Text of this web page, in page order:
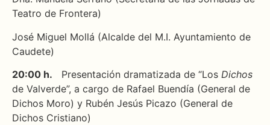
Teatro de Frontera)
José Miguel Mollá (Alcalde del M.I. Ayuntamiento de
Caudete)
20:00 h. Presentación dramatizada de “Los Dichos
de Valverde”, a cargo de Rafael Buendía (General de
Dichos Moro) y Rubén Jesús Picazo (General de
Dichos Cristiano)